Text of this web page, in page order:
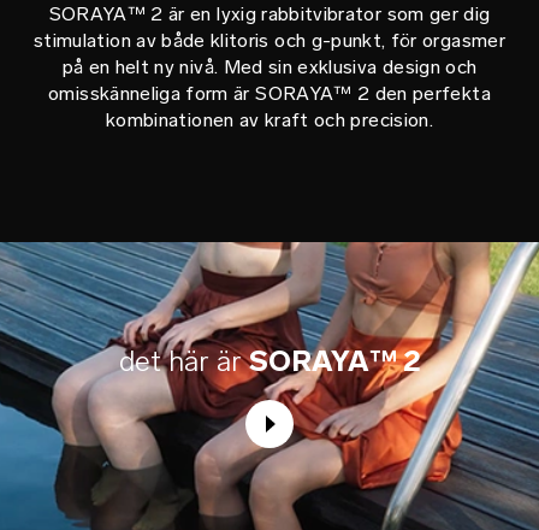
SORAYA™ 2 är en lyxig rabbitvibrator som ger dig
stimulation av både klitoris och g-punkt, för orgasmer
på en helt ny nivå. Med sin exklusiva design och
omisskänneliga form är SORAYA™ 2 den perfekta
kombinationen av kraft och precision.
det här ärSORAYA™ 2